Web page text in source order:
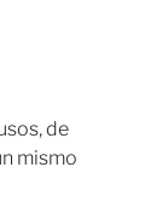
de
mismo